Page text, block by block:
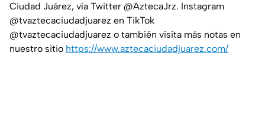
Ciudad Juárez, vía Twitter @AztecaJrz. Instagram
@tvaztecaciudadjuarez en TikTok
@tvaztecaciudadjuarez o también visita más notas en
nuestro sitio https://www.aztecaciudadjuarez.com/